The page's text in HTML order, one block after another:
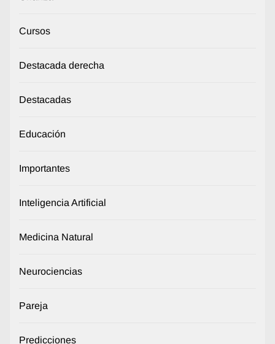
Cursos
Destacada derecha
Destacadas
Educación
Importantes
Inteligencia Artificial
Medicina Natural
Neurociencias
Pareja
Predicciones